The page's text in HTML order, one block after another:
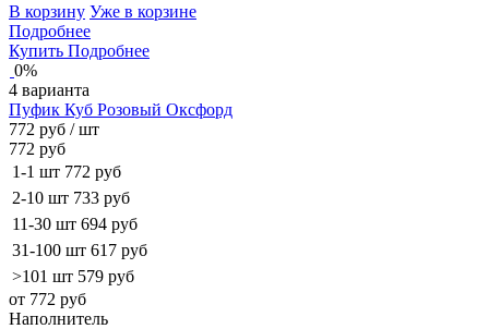
В корзину Уже в корзине
Подробнее
Купить Подробнее
0%
4 варианта
Пуфик Куб Розовый Оксфорд
772 руб / шт
772 руб
1-1 шт 772 руб
2-10 шт 733 руб
11-30 шт 694 руб
31-100 шт 617 руб
>101 шт 579 руб
от 772 руб
Наполнитель